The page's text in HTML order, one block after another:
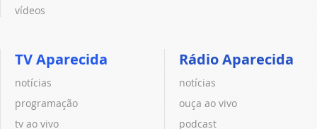
vídeos
TV Aparecida
notícias
programação
tv ao vivo
Rádio Aparecida
notícias
ouça ao vivo
podcast